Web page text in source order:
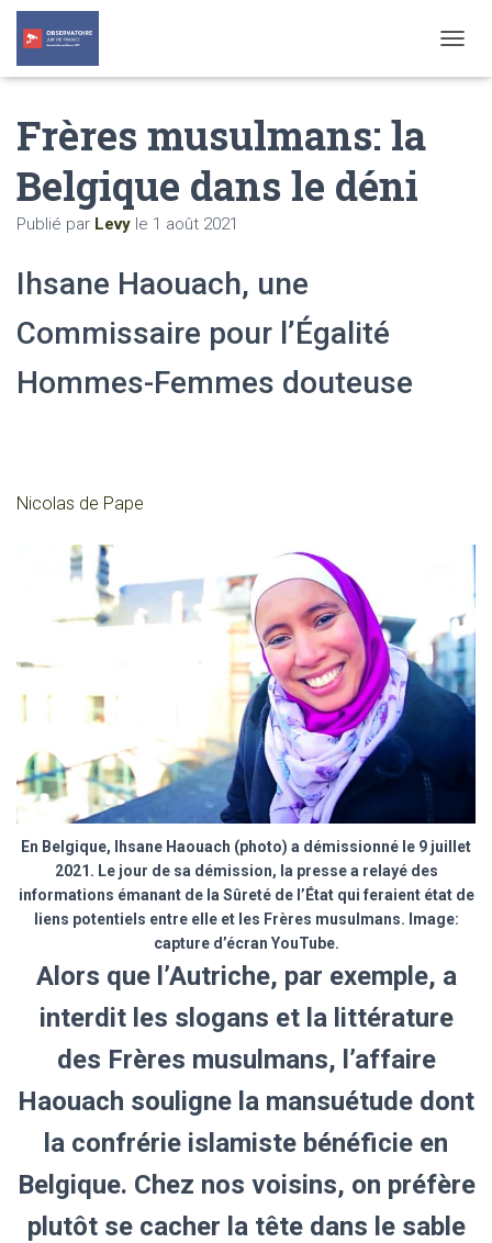
O
Frères musulmans: la
Belgique dans le déni
Publié par Levy le 1 août 2021
Ihsane Haouach, une
Commissaire pour l’Égalité
Hommes-Femmes douteuse
Nicolas de Pape
En Belgique, Ihsane Haouach (photo) a démissionné le 9 juillet
2021. Le jour de sa démission, la presse a relayé des
informations émanant de la Sûreté de l’État qui feraient état de
liens potentiels entre elle et les Frères musulmans. Image:
capture d’écran YouTube.
Alors que l’Autriche, par exemple, a
interdit les slogans et la littérature
des Frères musulmans, l’affaire
Haouach souligne la mansuétude dont
la confrérie islamiste bénéficie en
Belgique. Chez nos voisins, on préfère
plutôt se cacher la tête dans le sable